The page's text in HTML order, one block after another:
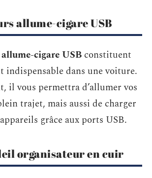
allume-cigare USB
allume-cigare USB constituent
indispensable dans une voiture.
il vous permettra d’allumer vos
trajet, mais aussi de charger
grâce aux ports USB.
organisateur en cuir